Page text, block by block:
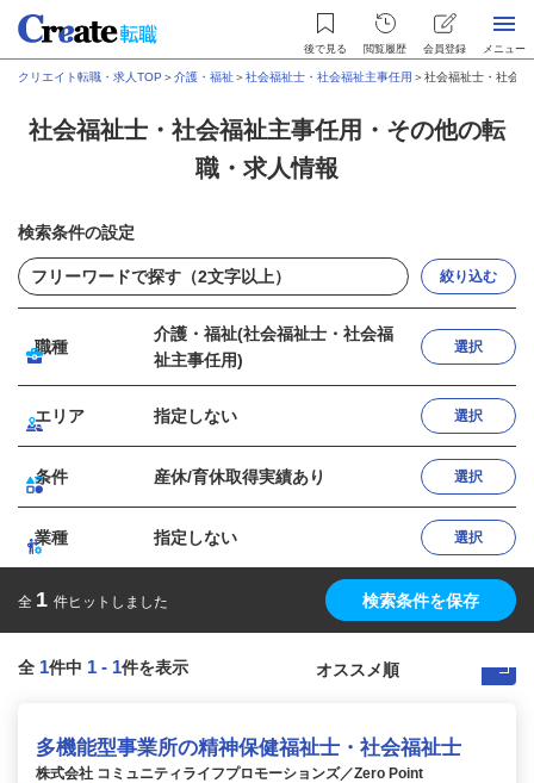
後で見る 閲覧履歴 会員登録 メニュー
クリエイト転職・求人TOP ＞介護・福祉＞社会福祉士・社会福祉主事任用 ＞社会福祉士・社会
社会福祉士・社会福祉主事任用・その他の転
職・求人情報
検索条件の設定
絞り込む
職種
介護・福祉(社会福祉士・社会福
祉主事任用)
選択
エリア 指定しない 選択
条件 産休/育休取得実績あり 選択
業種 指定しない 選択
全 1 件ヒットしました 検索条件を保存
全 1件中 1 - 1件を表示
多機能型事業所の精神保健福祉士・社会福祉士
株式会社 コミュニティライフプロモーションズ／Zero Point